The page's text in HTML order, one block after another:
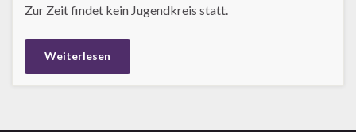
Zur Zeit findet kein Jugendkreis statt.
Weiterlesen